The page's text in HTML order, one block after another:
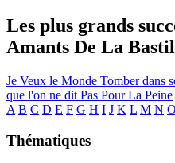
Les plus grands
Amants De La
Je Veux le Monde Tomber dans
que l'on ne dit Pas Pour La Peine
A B C D E F G H I J K L M N O
Thématiques